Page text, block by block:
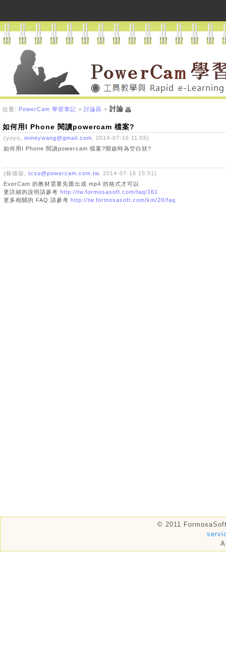
位置: PowerCam 學習筆記 > 討論區 > 討論
如何用I Phone 閱讀powercam 檔案?
(yoyo, mineywang@gmail.com , 2014-07-16 11:55)
如何用I Phone 閱讀powercam 檔案?開啟時為空白狀?
(蘇德宙, tcsu@powercam.com.tw , 2014-07-16 15:51)
EverCam 的教材需要先匯出成 mp4 的格式才可以
更詳細的說明請參考 http://tw.formosasoft.com/faq/161
更多相關的 FAQ 請參考 http://tw.formosasoft.com/km/20/faq
© 2011